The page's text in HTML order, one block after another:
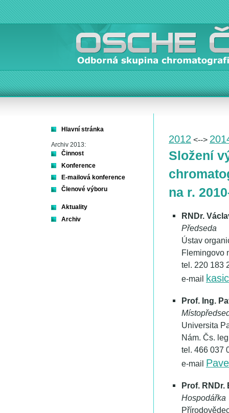
2012 <-->
Složení
na r.
RNDr.
Předseda
Ústav
Flemingovo
tel. 220 183
e-mail
Prof. Ing.
Universita
Nám. Čs.
tel. 466 037
e-mail
Prof. RNDr.
Hospodářka
Hlavní stránka
Archiv 2013:
Činnost
Konference
E-mailová konference
Členové výboru
Aktuality
Archiv